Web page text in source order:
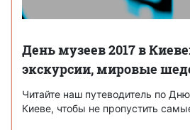
День музеев 2017 в
экскурсии, мировые
Читайте наш путеводитель по
Киеве, чтобы не пропустить